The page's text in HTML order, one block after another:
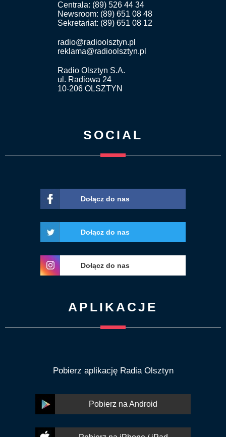
Centrala: (89) 526 44 34
Newsroom: (89) 651 08 48
Sekretariat: (89) 651 08 12
radio@radioolsztyn.pl
reklama@radioolsztyn.pl
Radio Olsztyn S.A.
ul. Radiowa 24
10-206 OLSZTYN
SOCIAL
Dołącz do nas
Dołącz do nas
Dołącz do nas
APLIKACJE
Pobierz aplikację Radia Olsztyn
Pobierz na Android